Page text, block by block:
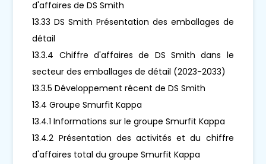
d'affaires de DS Smith
13.33 DS Smith Présentation des emballages de
détail
13.3.4 Chiffre d'affaires de DS Smith dans le
secteur des emballages de détail (2023-2033)
13.3.5 Développement récent de DS Smith
13.4 Groupe Smurfit Kappa
13.4.1 Informations sur le groupe Smurfit Kappa
13.4.2 Présentation des activités et du chiffre
d'affaires total du groupe Smurfit Kappa